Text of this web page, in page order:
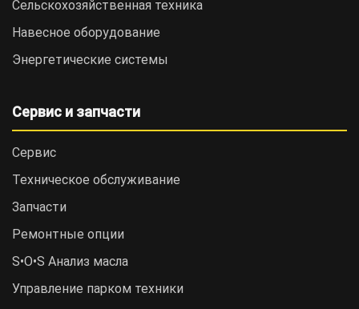
Сельскохозяйственная техника
Навесное оборудование
Энергетические системы
Сервис и запчасти
Сервис
Техническое обслуживание
Запчасти
Ремонтные опции
S•O•S Анализ масла
Управление парком техники